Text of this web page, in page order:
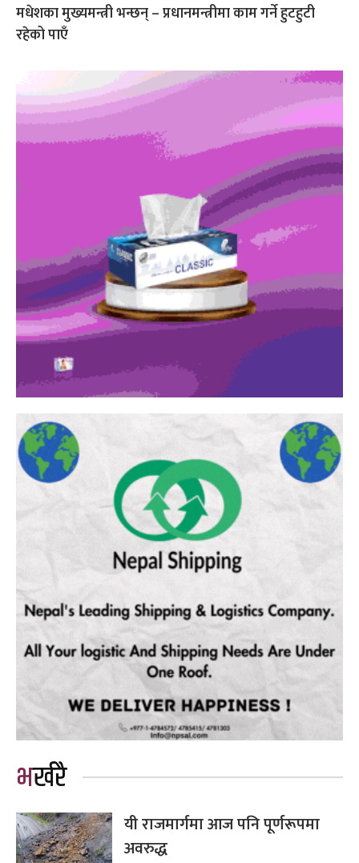
मधेशका मुख्यमन्त्री भन्छन् – प्रधानमन्त्रीमा काम गर्ने हुटहुटी
रहेको पाएँ
भर्खरै
यी राजमार्गमा आज पनि पूर्णरूपमा
अवरुद्ध